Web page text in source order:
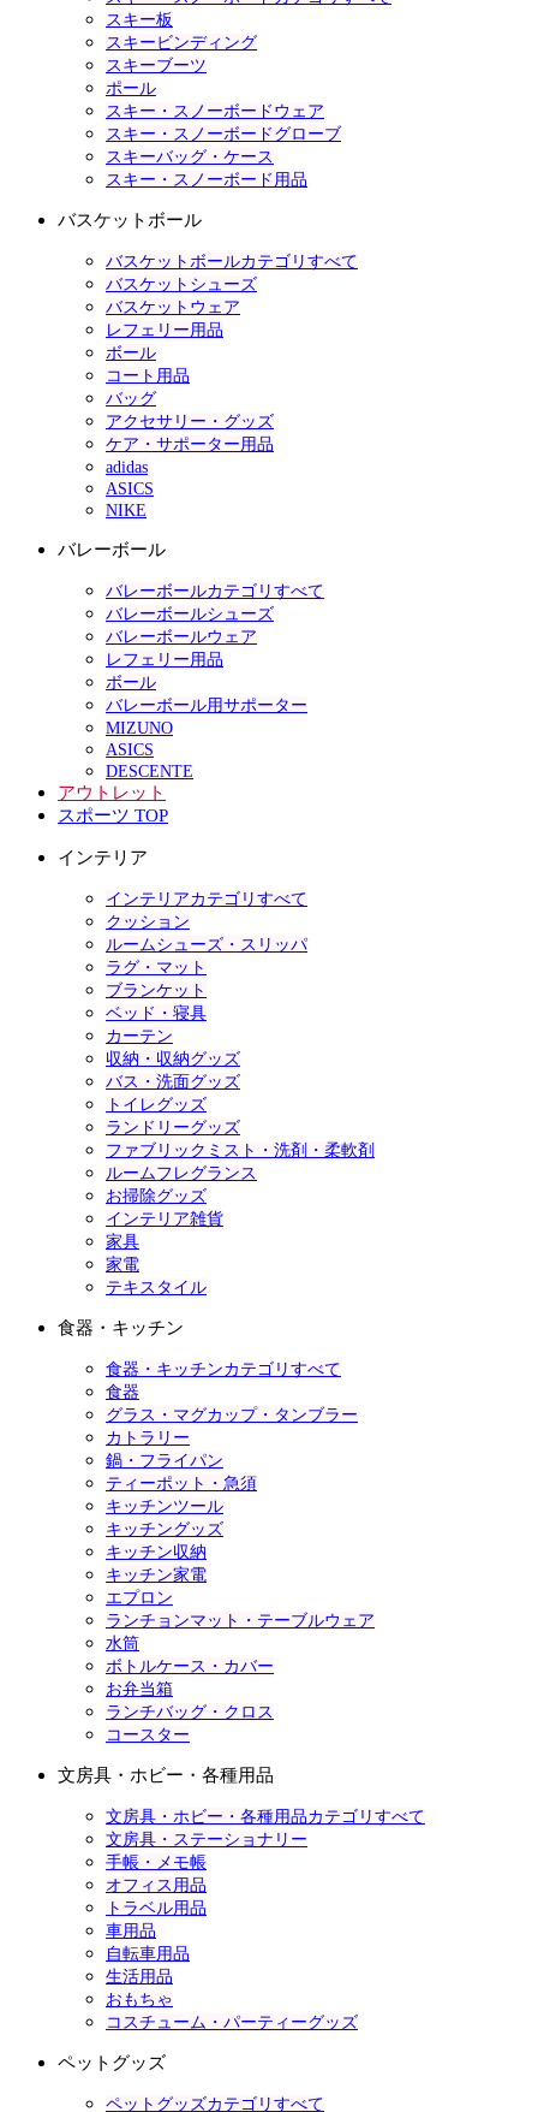
スキー板
スキービンディング
スキーブーツ
ポール
スキー・スノーボードウェア
スキー・スノーボードグローブ
スキーバッグ・ケース
スキー・スノーボード用品
バスケットボール
バスケットボールカテゴリすべて
バスケットシューズ
バスケットウェア
レフェリー用品
ボール
コート用品
バッグ
アクセサリー・グッズ
ケア・サポーター用品
adidas
ASICS
NIKE
バレーボール
バレーボールカテゴリすべて
バレーボールシューズ
バレーボールウェア
レフェリー用品
ボール
バレーボール用サポーター
MIZUNO
ASICS
DESCENTE
アウトレット
スポーツ TOP
インテリア
インテリアカテゴリすべて
クッション
ルームシューズ・スリッパ
ラグ・マット
ブランケット
ベッド・寝具
カーテン
収納・収納グッズ
バス・洗面グッズ
トイレグッズ
ランドリーグッズ
ファブリックミスト・洗剤・柔軟剤
ルームフレグランス
お掃除グッズ
インテリア雑貨
家具
家電
テキスタイル
食器・キッチン
食器・キッチンカテゴリすべて
食器
グラス・マグカップ・タンブラー
カトラリー
鍋・フライパン
ティーポット・急須
キッチンツール
キッチングッズ
キッチン収納
キッチン家電
エプロン
ランチョンマット・テーブルウェア
水筒
ボトルケース・カバー
お弁当箱
ランチバッグ・クロス
コースター
文房具・ホビー・各種用品
文房具・ホビー・各種用品カテゴリすべて
文房具・ステーショナリー
手帳・メモ帳
オフィス用品
トラベル用品
車用品
自転車用品
生活用品
おもちゃ
コスチューム・パーティーグッズ
ペットグッズ
ペットグッズカテゴリすべて